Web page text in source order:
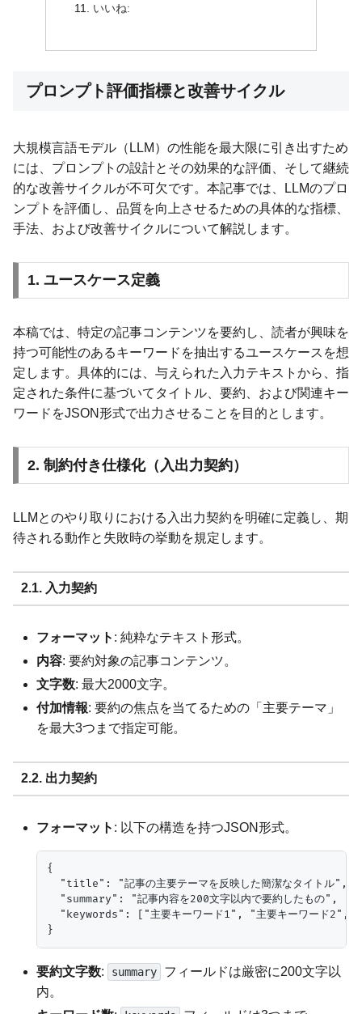
いいね:
プロンプト評価指標と改善サイクル
大規模言語モデル（LLM）の性能を最大限に引き出すため
には、プロンプトの設計とその効果的な評価、そして継続
的な改善サイクルが不可欠です。本記事では、LLMのプロ
ンプトを評価し、品質を向上させるための具体的な指標、
手法、および改善サイクルについて解説します。
1. ユースケース定義
本稿では、特定の記事コンテンツを要約し、読者が興味を
持つ可能性のあるキーワードを抽出するユースケースを想
定します。具体的には、与えられた入力テキストから、指
定された条件に基づいてタイトル、要約、および関連キー
ワードをJSON形式で出力させることを目的とします。
2. 制約付き仕様化（入出力契約）
LLMとのやり取りにおける入出力契約を明確に定義し、期
待される動作と失敗時の挙動を規定します。
2.1. 入力契約
フォーマット : 純粋なテキスト形式。
内容: 要約対象の記事コンテンツ。
文字数: 最大2000文字。
付加情報: 要約の焦点を当てるための「主要テーマ」
を最大3つまで指定可能。
2.2. 出力契約
フォーマット : 以下の構造を持つJSON形式。
{
  "title": "記事の主要テーマを反映した簡潔なタイトル",
  "summary": "記事内容を200文字以内で要約したもの",
"keywords": ["主要キーワード1", "主要キーワード2", "
要約文字数: summary
フィールドは厳密に200文字以
内。